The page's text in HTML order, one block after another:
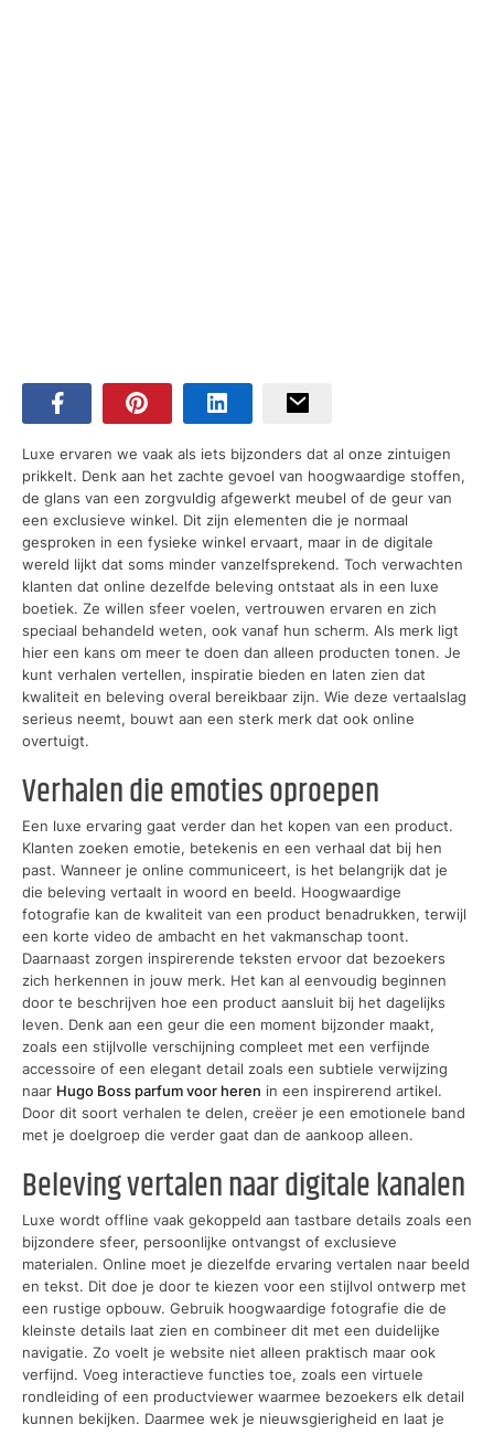
Luxe ervaren we vaak als iets bijzonders dat al onze zintuigen
prikkelt. Denk aan het zachte gevoel van hoogwaardige stoffen,
de glans van een zorgvuldig afgewerkt meubel of de geur van
een exclusieve winkel. Dit zijn elementen die je normaal
gesproken in een fysieke winkel ervaart, maar in de digitale
wereld lijkt dat soms minder vanzelfsprekend. Toch verwachten
klanten dat online dezelfde beleving ontstaat als in een luxe
boetiek. Ze willen sfeer voelen, vertrouwen ervaren en zich
speciaal behandeld weten, ook vanaf hun scherm. Als merk ligt
hier een kans om meer te doen dan alleen producten tonen. Je
kunt verhalen vertellen, inspiratie bieden en laten zien dat
kwaliteit en beleving overal bereikbaar zijn. Wie deze vertaalslag
serieus neemt, bouwt aan een sterk merk dat ook online
overtuigt.
Verhalen die emoties oproepen
Een luxe ervaring gaat verder dan het kopen van een product.
Klanten zoeken emotie, betekenis en een verhaal dat bij hen
past. Wanneer je online communiceert, is het belangrijk dat je
die beleving vertaalt in woord en beeld. Hoogwaardige
fotografie kan de kwaliteit van een product benadrukken, terwijl
een korte video de ambacht en het vakmanschap toont.
Daarnaast zorgen inspirerende teksten ervoor dat bezoekers
zich herkennen in jouw merk. Het kan al eenvoudig beginnen
door te beschrijven hoe een product aansluit bij het dagelijks
leven. Denk aan een geur die een moment bijzonder maakt,
zoals een stijlvolle verschijning compleet met een verfijnde
accessoire of een elegant detail zoals een subtiele verwijzing
naar Hugo Boss parfum voor heren in een inspirerend artikel.
Door dit soort verhalen te delen, creëer je een emotionele band
met je doelgroep die verder gaat dan de aankoop alleen.
Beleving vertalen naar digitale kanalen
Luxe wordt offline vaak gekoppeld aan tastbare details zoals een
bijzondere sfeer, persoonlijke ontvangst of exclusieve
materialen. Online moet je diezelfde ervaring vertalen naar beeld
en tekst. Dit doe je door te kiezen voor een stijlvol ontwerp met
een rustige opbouw. Gebruik hoogwaardige fotografie die de
kleinste details laat zien en combineer dit met een duidelijke
navigatie. Zo voelt je website niet alleen praktisch maar ook
verfijnd. Voeg interactieve functies toe, zoals een virtuele
rondleiding of een productviewer waarmee bezoekers elk detail
kunnen bekijken. Daarmee wek je nieuwsgierigheid en laat je